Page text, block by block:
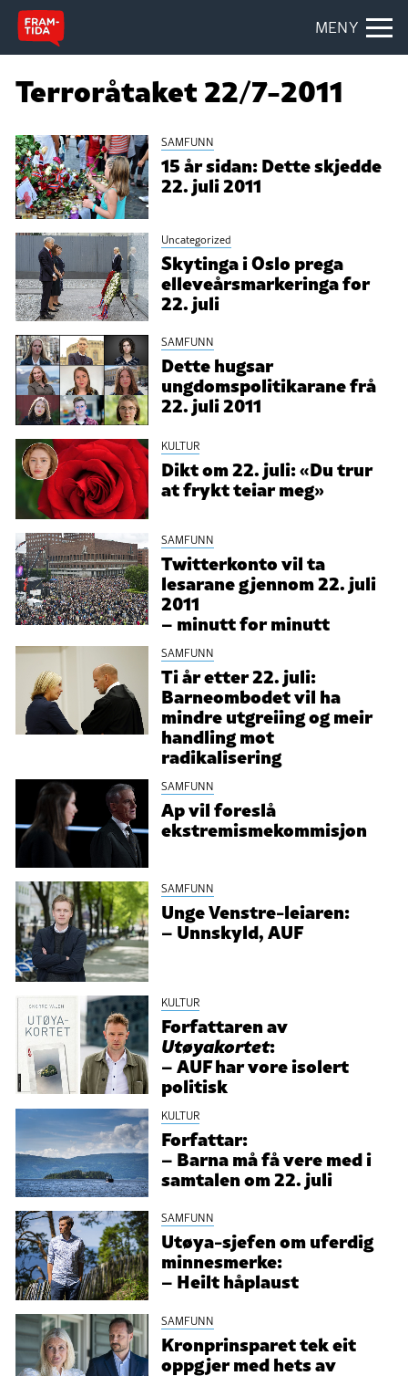
MENY
Terroråtaket 22/7-2011
SAMFUNN
15 år sidan: Dette skjedde
22. juli 2011
Uncategorized
Skytinga i Oslo prega
elleveårsmarkeringa for
22. juli
SAMFUNN
Dette hugsar
ungdomspolitikarane frå
22. juli 2011
KULTUR
Dikt om 22. juli: «Du trur
at frykt teiar meg»
SAMFUNN
Twitterkonto vil ta
lesarane gjennom 22. juli
2011
– minutt for minutt
SAMFUNN
Ti år etter 22. juli:
Barneombodet vil ha
mindre utgreiing og meir
handling mot
radikalisering
SAMFUNN
Ap vil foreslå
ekstremismekommisjon
SAMFUNN
Unge Venstre-leiaren:
– Unnskyld, AUF
KULTUR
Forfattaren av
Utøyakortet:
– AUF har vore isolert
politisk
KULTUR
Forfattar:
– Barna må få vere med i
samtalen om 22. juli
SAMFUNN
Utøya-sjefen om uferdig
minnesmerke:
– Heilt håplaust
SAMFUNN
Kronprinsparet tek eit
oppgjer med hets av